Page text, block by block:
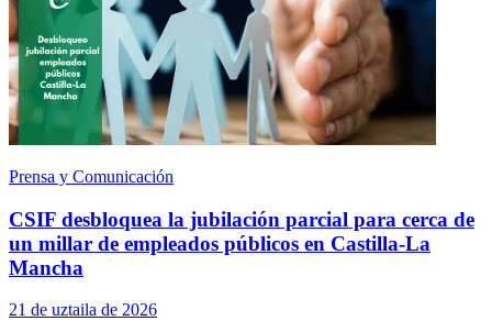
Prensa y Comunicación
CSIF desbloquea la jubilación parcial para cerca de
un millar de empleados públicos en Castilla-La
Mancha
21 de uztaila de 2026